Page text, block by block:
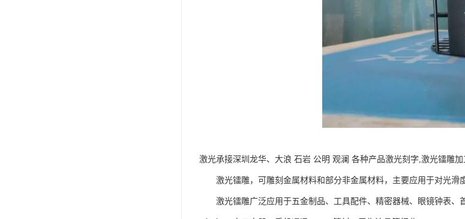
激光承接深圳龙华、大浪 石岩 公明 观澜 各种产品激光刻字,激光镭雕加
激光镭雕，可雕刻金属材料和部分非金属材料，主要应用于对光滑
激光镭雕广泛应用于五金制品、工具配件、精密器械、眼镜钟表、